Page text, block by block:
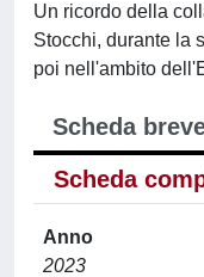
Un ricordo della
Stocchi, durante la
poi nell'ambito
Scheda
Scheda
Anno
2023